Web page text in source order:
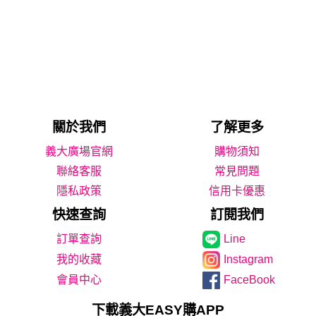
關於我們 了解更多
義大廣場官網
購物須知
聯絡客服
常見問題
隱私政策
信用卡優惠
快速查詢 訂閱我們
Line
我的收藏
Instagram
會員中心
FaceBook
下載義大EASY購APP